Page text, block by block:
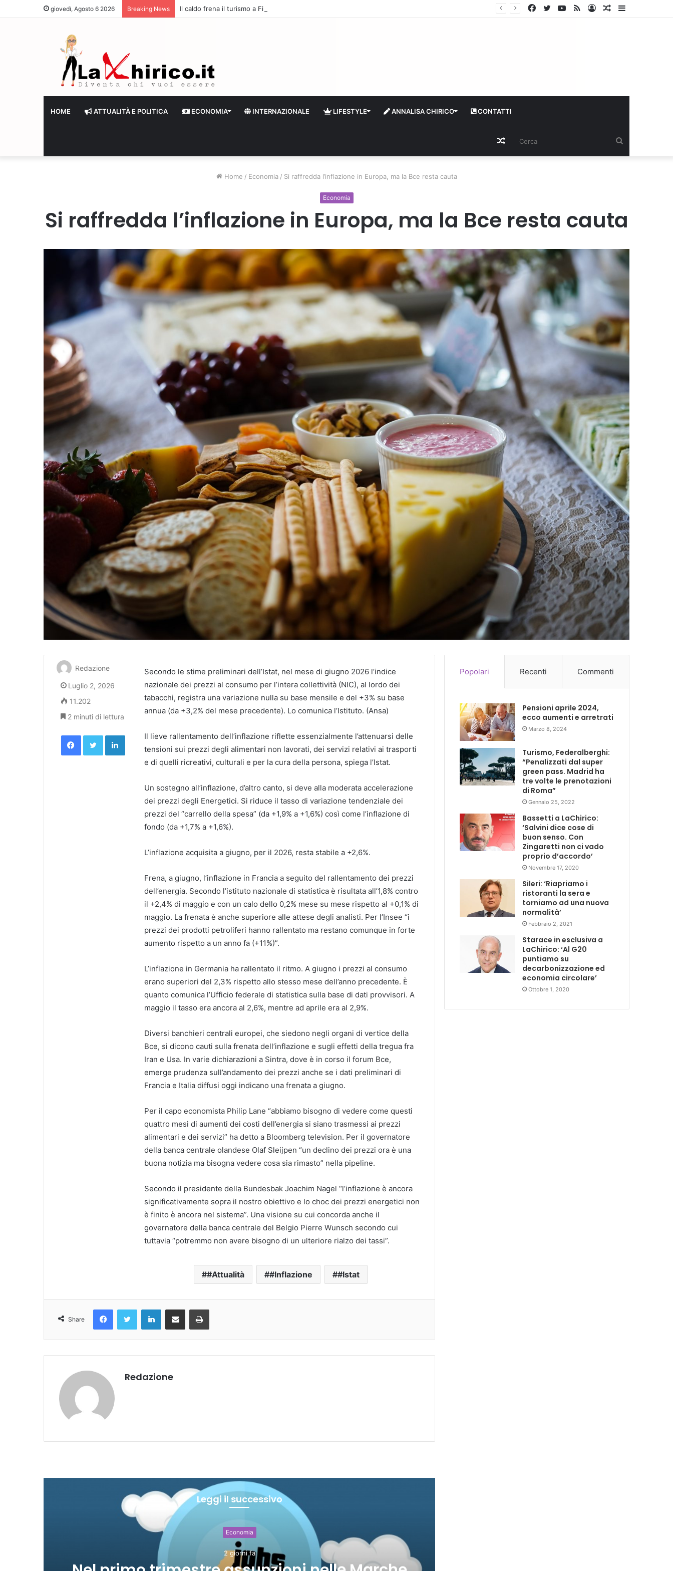
giovedì, Agosto 6 2026 Breaking News Il caldo frena il turismo a Firenze: una prima ripresa solo a settembre
Articolo
Log
RSS
YouTube
Twitter
Facebook
HOME ATTUALITÀ E POLITICA ECONOMIA INTERNAZIONALE LIFESTYLE ANNALISA CHIRICO CONTATTI
Articolo
Home / Economia / Si raffredda l’inflazione in Europa, ma la Bce resta cauta
Economia
Si raffredda l’inflazione in Europa, ma la Bce resta cauta
Secondo le stime preliminari dell’Istat, nel mese di giugno 2026 l’indice
nazionale dei prezzi al consumo per l’intera collettività (NIC), al lordo dei
tabacchi, registra una variazione nulla su base mensile e del +3% su base
annua (da +3,2% del mese precedente). Lo comunica l’Istituto. (Ansa)
Il lieve rallentamento dell’inflazione riflette essenzialmente l’attenuarsi delle
tensioni sui prezzi degli alimentari non lavorati, dei servizi relativi ai trasporti
e di quelli ricreativi, culturali e per la cura della persona, spiega l’Istat.
Un sostegno all’inflazione, d’altro canto, si deve alla moderata accelerazione
dei prezzi degli Energetici. Si riduce il tasso di variazione tendenziale dei
prezzi del “carrello della spesa” (da +1,9% a +1,6%) così come l’inflazione di
fondo (da +1,7% a +1,6%).
L’inflazione acquisita a giugno, per il 2026, resta stabile a +2,6%.
Frena, a giugno, l’inflazione in Francia a seguito del rallentamento dei prezzi
dell’energia. Secondo l’istituto nazionale di statistica è risultata all’1,8% contro
il +2,4% di maggio e con un calo dello 0,2% mese su mese rispetto al +0,1% di
maggio. La frenata è anche superiore alle attese degli analisti. Per l’Insee “i
prezzi dei prodotti petroliferi hanno rallentato ma restano comunque in forte
aumento rispetto a un anno fa (+11%)”.
L’inflazione in Germania ha rallentato il ritmo. A giugno i prezzi al consumo
erano superiori del 2,3% rispetto allo stesso mese dell’anno precedente. È
quanto comunica l’Ufficio federale di statistica sulla base di dati provvisori. A
maggio il tasso era ancora al 2,6%, mentre ad aprile era al 2,9%.
Diversi banchieri centrali europei, che siedono negli organi di vertice della
Bce, si dicono cauti sulla frenata dell’inflazione e sugli effetti della tregua fra
Iran e Usa. In varie dichiarazioni a Sintra, dove è in corso il forum Bce,
emerge prudenza sull’andamento dei prezzi anche se i dati preliminari di
Francia e Italia diffusi oggi indicano una frenata a giugno.
Per il capo economista Philip Lane “abbiamo bisogno di vedere come questi
quattro mesi di aumenti dei costi dell’energia si siano trasmessi ai prezzi
alimentari e dei servizi” ha detto a Bloomberg television. Per il governatore
della banca centrale olandese Olaf Sleijpen “un declino dei prezzi ora è una
buona notizia ma bisogna vedere cosa sia rimasto” nella pipeline.
Secondo il presidente della Bundesbak Joachim Nagel “l’inflazione è ancora
significativamente sopra il nostro obiettivo e lo choc dei prezzi energetici non
è finito è ancora nel sistema”. Una visione su cui concorda anche il
governatore della banca centrale del Belgio Pierre Wunsch secondo cui
tuttavia “potremmo non avere bisogno di un ulteriore rialzo dei tassi”.
#Attualità #Inflazione #Istat
Redazione
Luglio 2, 2026
11.202
2 minuti di lettura
Facebook Twitter LinkedIn
Share
Redazione
Leggi il successivo
Economia
3 giorni fa
Popolari Recenti Commenti
Pensioni aprile 2024,
ecco aumenti e arretrati
Marzo 8, 2024
Turismo, Federalberghi:
“Penalizzati dal super
green pass. Madrid ha
tre volte le prenotazioni
di Roma”
Gennaio 25, 2022
Bassetti a LaChirico:
‘Salvini dice cose di
buon senso. Con
Zingaretti non ci vado
proprio d’accordo’
Novembre 17, 2020
Sileri: ‘Riapriamo i
ristoranti la sera e
torniamo ad una nuova
normalità’
Febbraio 2, 2021
Starace in esclusiva a
LaChirico: ‘Al G20
puntiamo su
decarbonizzazione ed
economia circolare’
Ottobre 1, 2020